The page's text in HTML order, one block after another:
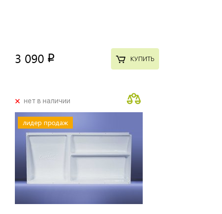
3 090 p КУПИТЬ
+нет в наличии
лидер продаж